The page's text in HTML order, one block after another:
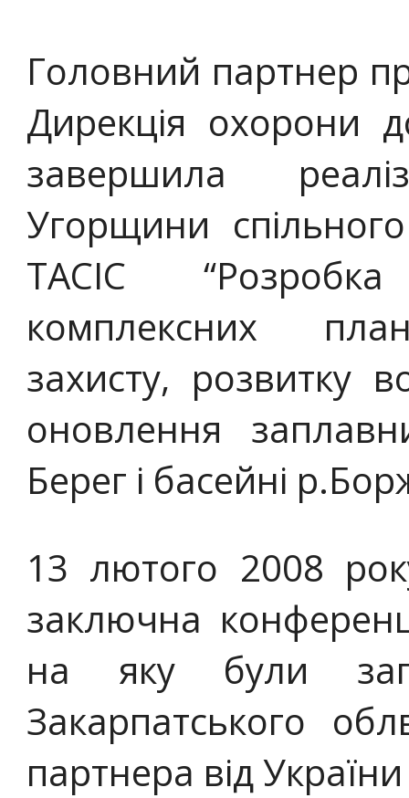
Головний партнер
Дирекція охорони
завершила
Угорщини
ТАСІС “Розробка
комплексних
захисту, розвитку
оновлення
Берег і басейні
13 лютого 2008
заключна
на яку були
Закарпатського
партнера від